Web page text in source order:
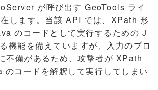
が呼び出す GeoTools ライ
します。当該 API では、XPath 形
のコードとして実行するための J
機能を備えていますが、入力のプロ
不備があるため、攻撃者が XPath
のコードを解釈して実行してしまい